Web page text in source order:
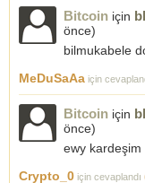
Bitcoin için
önce)
bilmukabele
MeDuSaAa için
Bitcoin için
önce)
ewy kardeşim
Crypto_0 için cevaplandı